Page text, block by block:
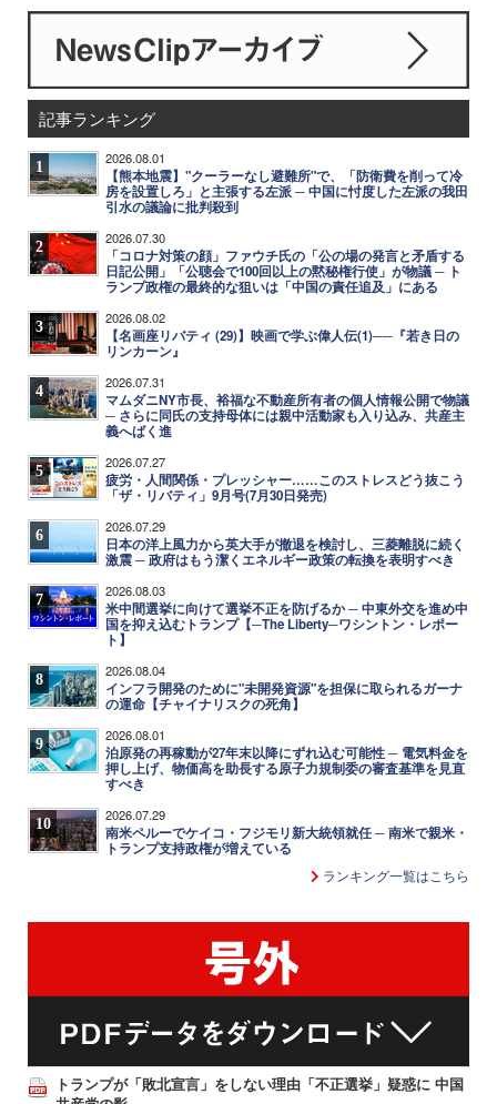
記事ランキング
1 2026.08.01
【熊本地震】"クーラーなし避難所"で、「防衛費を削って冷
房を設置しろ」と主張する左派 ─ 中国に忖度した左派の我田
引水の議論に批判殺到
2 2026.07.30
「コロナ対策の顔」ファウチ氏の「公の場の発言と矛盾する
日記公開」「公聴会で100回以上の黙秘権行使」が物議 ─ ト
ランプ政権の最終的な狙いは「中国の責任追及」にある
3 2026.08.02
【名画座リバティ (29)】映画で学ぶ偉人伝(1)──『若き日の
リンカーン』
4 2026.07.31
マムダニNY市長、裕福な不動産所有者の個人情報公開で物議
─ さらに同氏の支持母体には親中活動家も入り込み、共産主
義へばく進
5 2026.07.27
疲労・人間関係・プレッシャー……このストレスどう抜こう
「ザ・リバティ」9月号(7月30日発売)
6 2026.07.29
日本の洋上風力から英大手が撤退を検討し、三菱離脱に続く
激震 ─ 政府はもう潔くエネルギー政策の転換を表明すべき
7 2026.08.03
米中間選挙に向けて選挙不正を防げるか ─ 中東外交を進め中
国を抑え込むトランプ【─The Liberty─ワシントン・レポー
ト】
8 2026.08.04
インフラ開発のために"未開発資源"を担保に取られるガーナ
の運命【チャイナリスクの死角】
9 2026.08.01
泊原発の再稼動が27年末以降にずれ込む可能性 ─ 電気料金を
押し上げ、物価高を助長する原子力規制委の審査基準を見直
すべき
10 2026.07.29
南米ペルーでケイコ・フジモリ新大統領就任 ─ 南米で親米・
トランプ支持政権が増えている
ランキング一覧はこちら
トランプが「敗北宣言」をしない理由「不正選挙」疑惑に 中国